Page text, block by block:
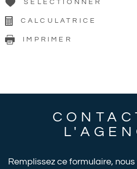
SÉLECTIONNER
CALCULATRICE
IMPRIMER
Remplissez ce formulaire,